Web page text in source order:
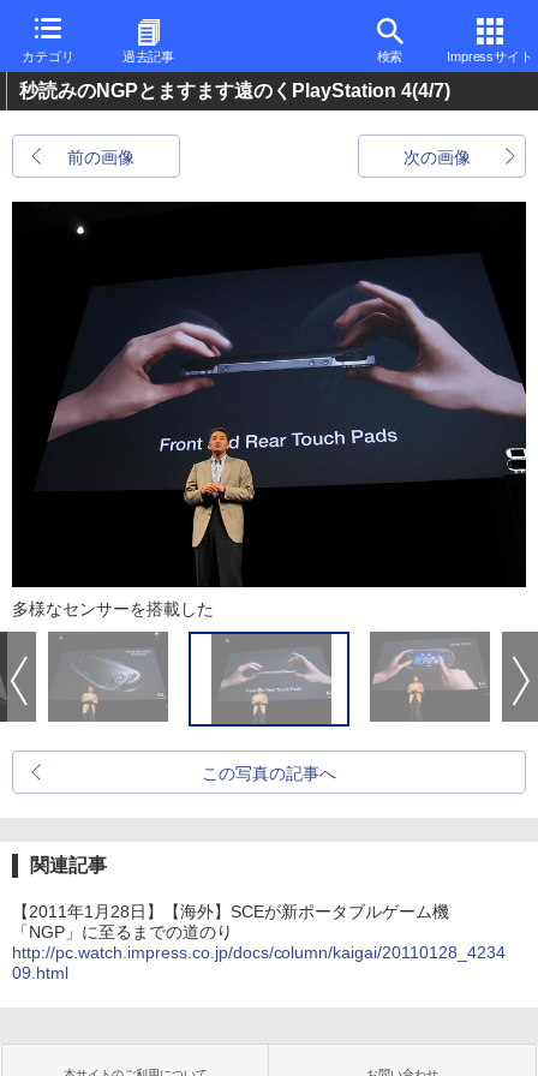
カテゴリ 過去記事 検索 Impressサイト
秒読みのNGPとますます遠のくPlayStation 4(4/7)
前の画像 次の画像
多様なセンサーを搭載した
この写真の記事へ
関連記事
【2011年1月28日】【海外】SCEが新ポータブルゲーム機
「NGP」に至るまでの道のり
http://pc.watch.impress.co.jp/docs/column/kaigai/20110128_4234
09.html